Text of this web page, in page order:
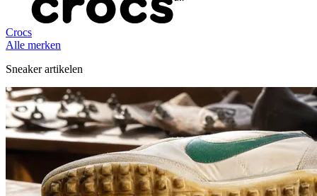
Crocs
Alle merken
Sneaker artikelen